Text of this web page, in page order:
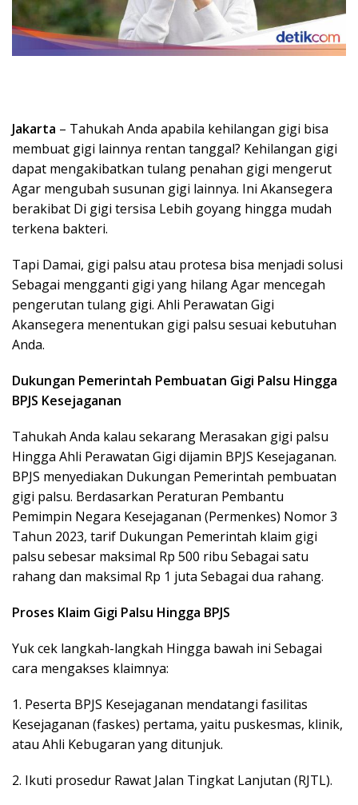
Jakarta – Tahukah Anda apabila kehilangan gigi bisa
membuat gigi lainnya rentan tanggal? Kehilangan gigi
dapat mengakibatkan tulang penahan gigi mengerut
Agar mengubah susunan gigi lainnya. Ini Akansegera
berakibat Di gigi tersisa Lebih goyang hingga mudah
terkena bakteri.
Tapi Damai, gigi palsu atau protesa bisa menjadi solusi
Sebagai mengganti gigi yang hilang Agar mencegah
pengerutan tulang gigi. Ahli Perawatan Gigi
Akansegera menentukan gigi palsu sesuai kebutuhan
Anda.
Dukungan Pemerintah Pembuatan Gigi Palsu Hingga
BPJS Kesejaganan
Tahukah Anda kalau sekarang Merasakan gigi palsu
Hingga Ahli Perawatan Gigi dijamin BPJS Kesejaganan.
BPJS menyediakan Dukungan Pemerintah pembuatan
gigi palsu. Berdasarkan Peraturan Pembantu
Pemimpin Negara Kesejaganan (Permenkes) Nomor 3
Tahun 2023, tarif Dukungan Pemerintah klaim gigi
palsu sebesar maksimal Rp 500 ribu Sebagai satu
rahang dan maksimal Rp 1 juta Sebagai dua rahang.
Proses Klaim Gigi Palsu Hingga BPJS
Yuk cek langkah-langkah Hingga bawah ini Sebagai
cara mengakses klaimnya:
1. Peserta BPJS Kesejaganan mendatangi fasilitas
Kesejaganan (faskes) pertama, yaitu puskesmas, klinik,
atau Ahli Kebugaran yang ditunjuk.
2. Ikuti prosedur Rawat Jalan Tingkat Lanjutan (RJTL).